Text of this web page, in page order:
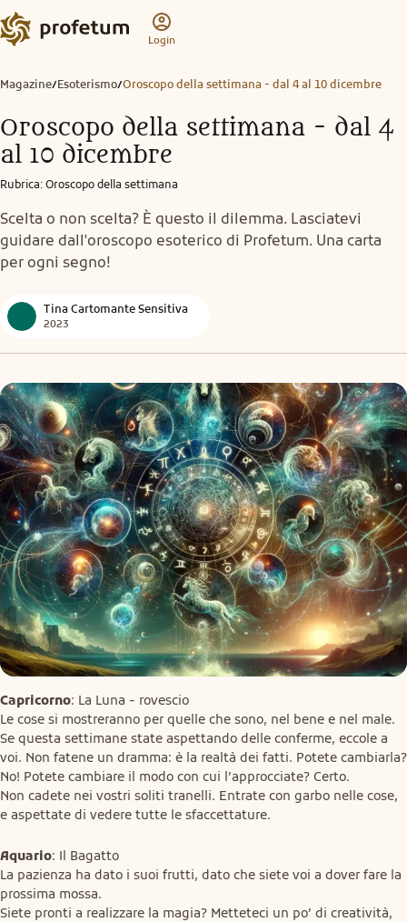
Login
Magazine/Esoterismo/Oroscopo della settimana - dal 4 al 10 dicembre
Oroscopo della settimana - dal 4
al 10 dicembre
Rubrica: Oroscopo della settimana
Scelta o non scelta? È questo il dilemma. Lasciatevi
guidare dall'oroscopo esoterico di Profetum. Una carta
per ogni segno!
Tina Cartomante Sensitiva
2023
Capricorno: La Luna - rovescio
Le cose si mostreranno per quelle che sono, nel bene e nel male.
Se questa settimane state aspettando delle conferme, eccole a
voi. Non fatene un dramma: è la realtà dei fatti. Potete cambiarla?
No! Potete cambiare il modo con cui l’approcciate? Certo.
Non cadete nei vostri soliti tranelli. Entrate con garbo nelle cose,
e aspettate di vedere tutte le sfaccettature.
Aquario: Il Bagatto
La pazienza ha dato i suoi frutti, dato che siete voi a dover fare la
prossima mossa.
Siete pronti a realizzare la magia? Metteteci un po’ di creatività,